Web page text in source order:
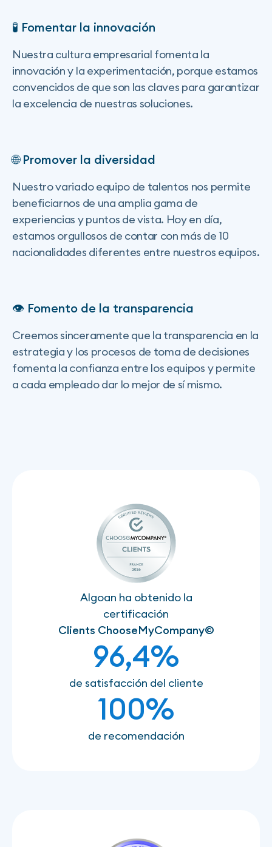
🧪 Fomentar la innovación
Nuestra cultura empresarial fomenta la
innovación y la experimentación, porque estamos
convencidos de que son las claves para garantizar
la excelencia de nuestras soluciones.
🌐 Promover la diversidad
Nuestro variado equipo de talentos nos permite
beneficiarnos de una amplia gama de
experiencias y puntos de vista. Hoy en día,
estamos orgullosos de contar con más de 10
nacionalidades diferentes entre nuestros equipos.
👁 Fomento de la transparencia
Creemos sinceramente que la transparencia en la
estrategia y los procesos de toma de decisiones
fomenta la confianza entre los equipos y permite
a cada empleado dar lo mejor de sí mismo.
Algoan ha obtenido la
certificación
Clients ChooseMyCompany©
96,4%
de satisfacción del cliente
100%
de recomendación